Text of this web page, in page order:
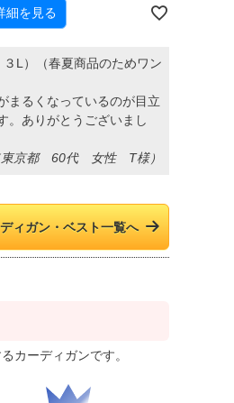
細を見る
L）（春夏商品のためワン
まるくなっているのが目立
。ありがとうございまし
東京都 60代 女性 T様）
ィガン・ベスト一覧へ
カーディガンです。